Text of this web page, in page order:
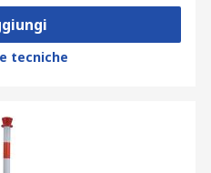
tecniche